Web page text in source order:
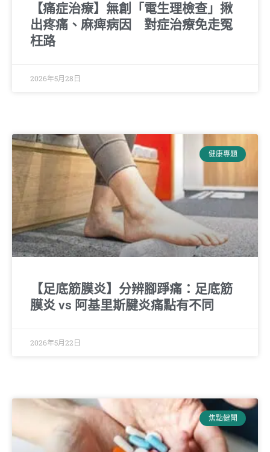
【痛症治療】無創「電生理檢查」揪
出疼痛、麻痺病因 對症治療免走冤
枉路
2026年5月28日
健康專題
【足底筋膜炎】分辨腳踭痛：足底筋
膜炎 vs 阿基里斯腱炎痛點有不同
2026年5月22日
焦點健聞